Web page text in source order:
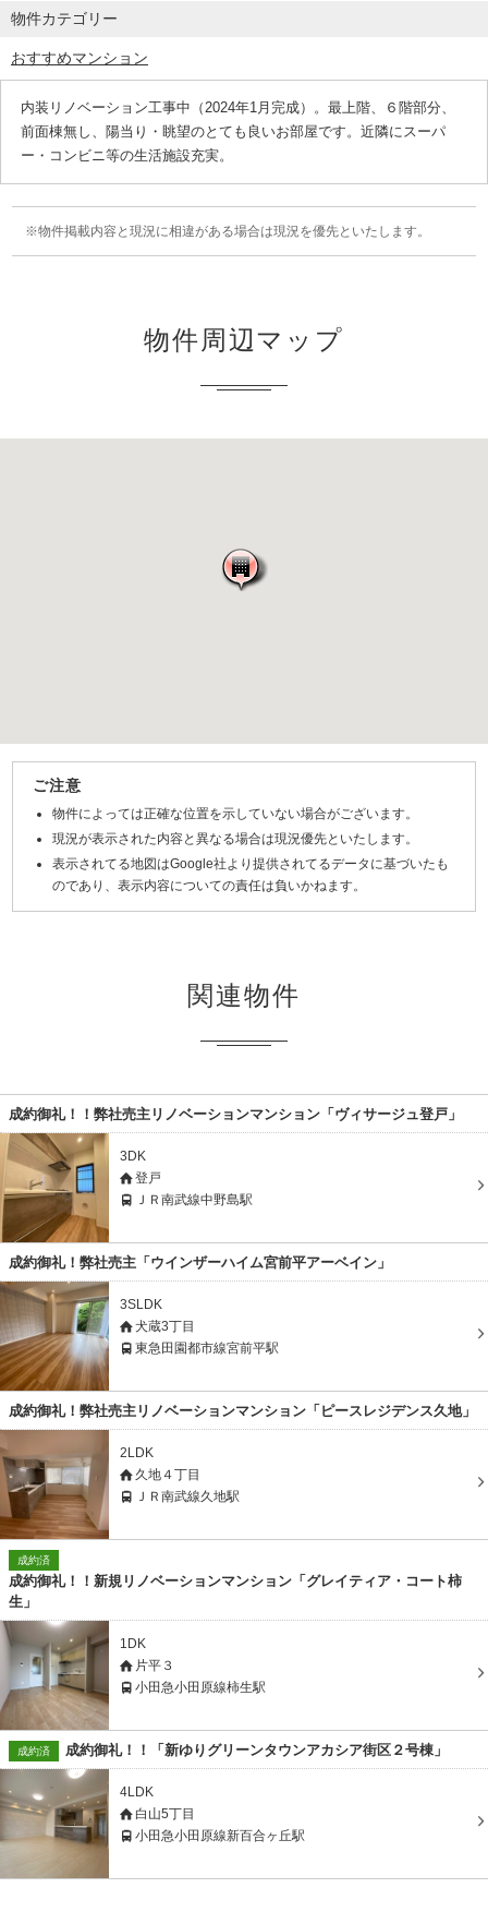
物件カテゴリー
おすすめマンション
内装リノベーション工事中（2024年1月完成）。最上階、６階部分、
前面棟無し、陽当り・眺望のとても良いお部屋です。近隣にスーパ
ー・コンビニ等の生活施設充実。
物件掲載内容と現況に相違がある場合は現況を優先といたします。
物件周辺マップ
ご注意
物件によっては正確な位置を示していない場合がございます。
現況が表示された内容と異なる場合は現況優先といたします。
表示されてる地図はGoogle社より提供されてるデータに基づいたも
のであり、表示内容についての責任は負いかねます。
関連物件
成約御礼！！弊社売主リノベーションマンション「ヴィサージュ登戸」
3DK
登戸
ＪＲ南武線中野島駅
成約御礼！弊社売主「ウインザーハイム宮前平アーベイン」
3SLDK
犬蔵3丁目
東急田園都市線宮前平駅
成約御礼！弊社売主リノベーションマンション「ピースレジデンス久地」
2LDK
久地４丁目
ＪＲ南武線久地駅
成約済
成約御礼！！新規リノベーションマンション「グレイティア・コート柿
生」
1DK
片平３
小田急小田原線柿生駅
成約済 成約御礼！！「新ゆりグリーンタウンアカシア街区２号棟」
4LDK
白山5丁目
小田急小田原線新百合ヶ丘駅